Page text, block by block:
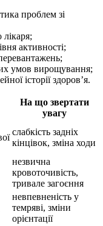
проблем зі
активності;
умов вирощування;
історії здоров’я.
На що звертати
увагу
слабкість задніх
кінцівок, зміна ходи
незвична
кровоточивість,
тривале загоєння
невпевненість у
темряві, зміни
орієнтації